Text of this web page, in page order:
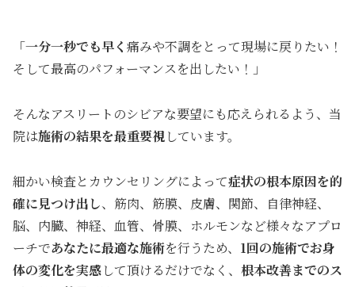
「一分一秒でも早く 痛みや不調をとって現場に戻りたい！
そして最高のパフォーマンスを出したい！」
そんなアスリートのシビアな要望にも応えられるよう、当
院は施術の結果を最重要視しています。
細かい検査とカウンセリングによって症状の根本原因を的
確に見つけ出し、筋肉、筋膜、皮膚、関節、自律神経、
脳、内臓、神経、血管、骨膜、ホルモンなど様々なアプロ
ーチであなたに最適な施術を行うため、 1回の施術でお身
体の変化を実感して頂けるだけでなく、 根本改善までのス